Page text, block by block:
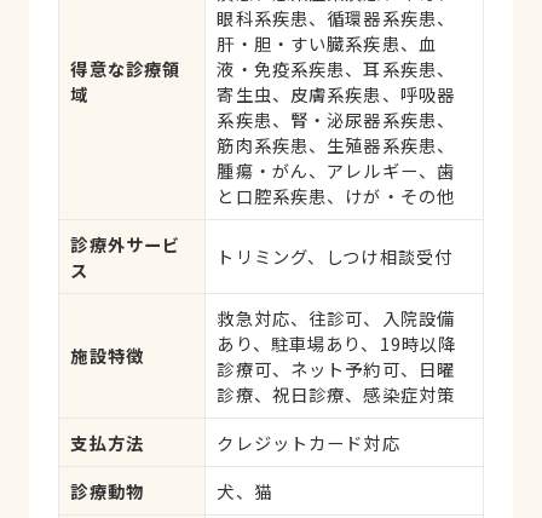
得意な診療領
域
眼科系疾患、循環器系疾患、
肝・胆・すい臓系疾患、血
液・免疫系疾患、耳系疾患、
寄生虫、皮膚系疾患、呼吸器
系疾患、腎・泌尿器系疾患、
筋肉系疾患、生殖器系疾患、
腫瘍・がん、アレルギー、歯
と口腔系疾患、けが・その他
診療外サービ
ス
トリミング、しつけ相談受付
施設特徴
救急対応、往診可、入院設備
あり、駐車場あり、19時以降
診療可、ネット予約可、日曜
診療、祝日診療、感染症対策
支払方法
クレジットカード対応
診療動物
犬、猫